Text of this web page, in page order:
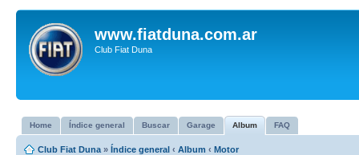
www.fiatduna.com.ar
Club Fiat Duna
Home Índice general Buscar Garage Album FAQ
Club Fiat Duna » Índice general ‹ Album ‹ Motor